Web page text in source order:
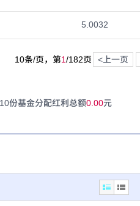
5.0032
10条/页，第1/182页 <上一页
份基金分配红利总额0.00元